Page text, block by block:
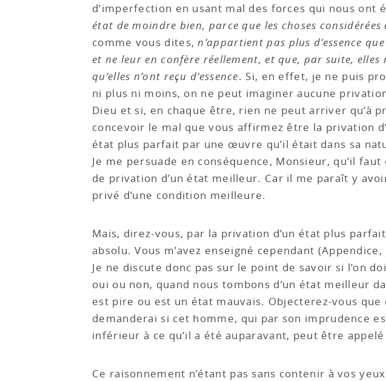
d’imperfection en usant mal des forces qui nous ont
état de moindre bien, parce que les choses
comme vous dites,n’appartient pas plus d’essence
et ne leur en confère réellement, et que, par suite,
qu’elles n’ont reçu d’essence. Si, en effet, je ne puis
ni plus ni moins, on ne peut imaginer aucune
Dieu et si, en chaque être, rien ne peut arriver qu’à
concevoir le mal que vous affirmez être la privation
état plus parfait par une œuvre qu’il était dans sa
Je me persuade en conséquence, Monsieur, qu’il
de privation d’un état meilleur. Car il me paraît y
privé d’une condition meilleure.
Mais, direz-vous, par la privation d’un état plus
absolu. Vous m’avez enseigné cependant
Je ne discute donc pas sur le point de savoir si l’on
oui ou non, quand nous tombons d’un état meilleur
est pire ou est un état mauvais. Objecterez-vous
demanderai si cet homme, qui par son imprudence
inférieur à ce qu’il a été auparavant, peut être appelé
Ce raisonnement n’étant pas sans contenir à vos